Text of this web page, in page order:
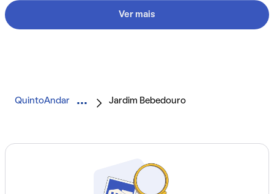
Ver mais
QuintoAndar Jardim Bebedouro